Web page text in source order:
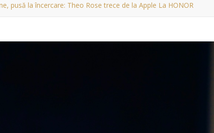
pusă la încercare: Theo Rose trece de la Apple La HONOR